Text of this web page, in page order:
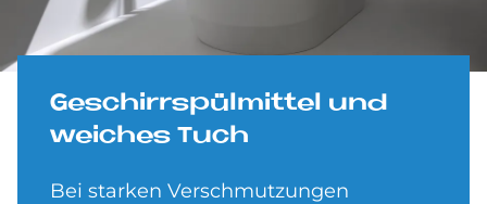
Ge­schirr­spül­mit­tel und
wei­ches Tuch
Bei starken Verschmutzungen